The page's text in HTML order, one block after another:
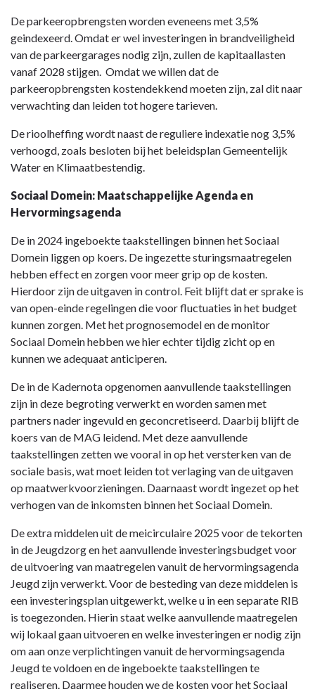
De parkeeropbrengsten worden eveneens met 3,5%
geindexeerd. Omdat er wel investeringen in brandveiligheid
van de parkeergarages nodig zijn, zullen de kapitaallasten
vanaf 2028 stijgen. Omdat we willen dat de
parkeeropbrengsten kostendekkend moeten zijn, zal dit naar
verwachting dan leiden tot hogere tarieven.
De rioolheffing wordt naast de reguliere indexatie nog 3,5%
verhoogd, zoals besloten bij het beleidsplan Gemeentelijk
Water en Klimaatbestendig.
Sociaal Domein: Maatschappelijke Agenda en
Hervormingsagenda
De in 2024 ingeboekte taakstellingen binnen het Sociaal
Domein liggen op koers. De ingezette sturingsmaatregelen
hebben effect en zorgen voor meer grip op de kosten.
Hierdoor zijn de uitgaven in control. Feit blijft dat er sprake is
van open-einde regelingen die voor fluctuaties in het budget
kunnen zorgen. Met het prognosemodel en de monitor
Sociaal Domein hebben we hier echter tijdig zicht op en
kunnen we adequaat anticiperen.
De in de Kadernota opgenomen aanvullende taakstellingen
zijn in deze begroting verwerkt en worden samen met
partners nader ingevuld en geconcretiseerd. Daarbij blijft de
koers van de MAG leidend. Met deze aanvullende
taakstellingen zetten we vooral in op het versterken van de
sociale basis, wat moet leiden tot verlaging van de uitgaven
op maatwerkvoorzieningen. Daarnaast wordt ingezet op het
verhogen van de inkomsten binnen het Sociaal Domein.
De extra middelen uit de meicirculaire 2025 voor de tekorten
in de Jeugdzorg en het aanvullende investeringsbudget voor
de uitvoering van maatregelen vanuit de hervormingsagenda
Jeugd zijn verwerkt. Voor de besteding van deze middelen is
een investeringsplan uitgewerkt, welke u in een separate RIB
is toegezonden. Hierin staat welke aanvullende maatregelen
wij lokaal gaan uitvoeren en welke investeringen er nodig zijn
om aan onze verplichtingen vanuit de hervormingsagenda
Jeugd te voldoen en de ingeboekte taakstellingen te
realiseren. Daarmee houden we de kosten voor het Sociaal